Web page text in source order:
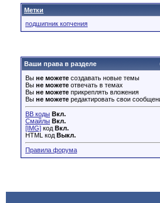
Метки
подшипник копчения
Ваши права в разделе
Вы не можете создавать новые темы
Вы не можете отвечать в темах
Вы не можете прикреплять вложения
Вы не можете редактировать свои
BB коды Вкл.
Смайлы Вкл.
[IMG] код Вкл.
HTML код Выкл.
Правила форума